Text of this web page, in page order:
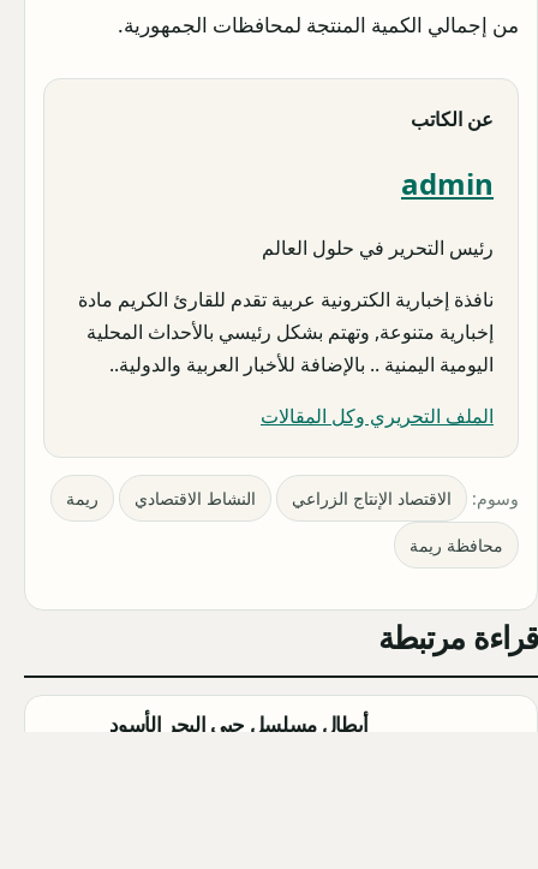
من إجمالي الكمية المنتجة لمحافظات الجمهورية.
عن الكاتب
admin
رئيس التحرير في حلول العالم
نافذة إخبارية الكترونية عربية تقدم للقارئ الكريم مادة
إخبارية متنوعة, وتهتم بشكل رئيسي بالأحداث المحلية
اليومية اليمنية .. بالإضافة للأخبار العربية والدولية..
الملف التحريري وكل المقالات
وسوم: الاقتصاد الإنتاج الزراعي النشاط الاقتصادي ريمة
محافظة ريمة
قراءة مرتبطة
أبطال مسلسل حبي البحر الأسود